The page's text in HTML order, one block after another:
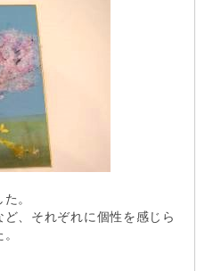
。
、それぞれに個性を感じら